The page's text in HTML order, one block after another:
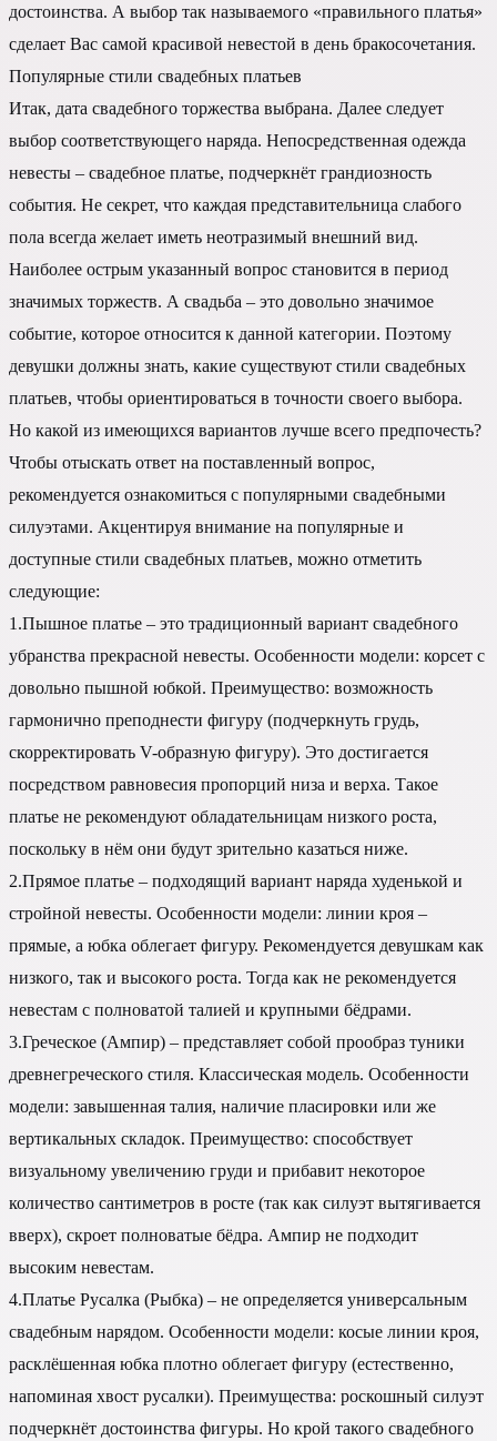
достоинства. А выбор так называемого «правильного платья»
сделает Вас самой красивой невестой в день бракосочетания.
Популярные стили свадебных платьев
Итак, дата свадебного торжества выбрана. Далее следует
выбор соответствующего наряда. Непосредственная одежда
невесты – свадебное платье, подчеркнёт грандиозность
события. Не секрет, что каждая представительница слабого
пола всегда желает иметь неотразимый внешний вид.
Наиболее острым указанный вопрос становится в период
значимых торжеств. А свадьба – это довольно значимое
событие, которое относится к данной категории. Поэтому
девушки должны знать, какие существуют стили свадебных
платьев, чтобы ориентироваться в точности своего выбора.
Но какой из имеющихся вариантов лучше всего предпочесть?
Чтобы отыскать ответ на поставленный вопрос,
рекомендуется ознакомиться с популярными свадебными
силуэтами. Акцентируя внимание на популярные и
доступные стили свадебных платьев, можно отметить
следующие:
1.Пышное платье – это традиционный вариант свадебного
убранства прекрасной невесты. Особенности модели: корсет с
довольно пышной юбкой. Преимущество: возможность
гармонично преподнести фигуру (подчеркнуть грудь,
скорректировать V-образную фигуру). Это достигается
посредством равновесия пропорций низа и верха. Такое
платье не рекомендуют обладательницам низкого роста,
поскольку в нём они будут зрительно казаться ниже.
2.Прямое платье – подходящий вариант наряда худенькой и
стройной невесты. Особенности модели: линии кроя –
прямые, а юбка облегает фигуру. Рекомендуется девушкам как
низкого, так и высокого роста. Тогда как не рекомендуется
невестам с полноватой талией и крупными бёдрами.
3.Греческое (Ампир) – представляет собой прообраз туники
древнегреческого стиля. Классическая модель. Особенности
модели: завышенная талия, наличие пласировки или же
вертикальных складок. Преимущество: способствует
визуальному увеличению груди и прибавит некоторое
количество сантиметров в росте (так как силуэт вытягивается
вверх), скроет полноватые бёдра. Ампир не подходит
высоким невестам.
4.Платье Русалка (Рыбка) – не определяется универсальным
свадебным нарядом. Особенности модели: косые линии кроя,
расклёшенная юбка плотно облегает фигуру (естественно,
напоминая хвост русалки). Преимущества: роскошный силуэт
подчеркнёт достоинства фигуры. Но крой такого свадебного